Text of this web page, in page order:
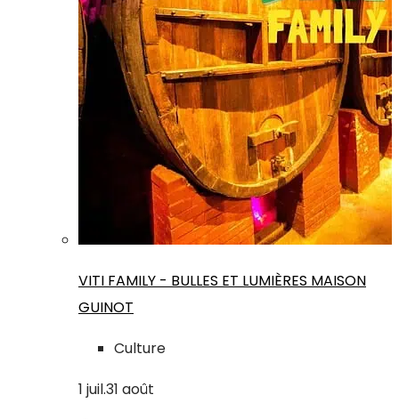
VITI FAMILY - BULLES ET LUMIÈRES MAISON
GUINOT
Culture
1 juil.31 août